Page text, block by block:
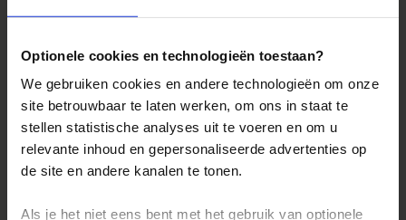
Optionele cookies en technologieën toestaan?
We gebruiken cookies en andere technologieën om onze
site betrouwbaar te laten werken, om ons in staat te
stellen statistische analyses uit te voeren en om u
relevante inhoud en gepersonaliseerde advertenties op
de site en andere kanalen te tonen.
Als je het niet eens bent met het gebruik van optionele
Landinformatie Nicaragua
Reizen met Shoestring